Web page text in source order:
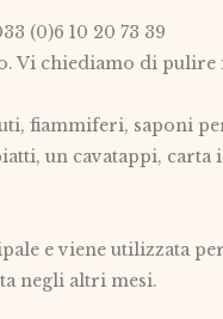
(0)6 10 20 73 39
Vi chiediamo di
fiammiferi, saponi
un cavatappi, carta
e viene utilizzata
negli altri mesi.